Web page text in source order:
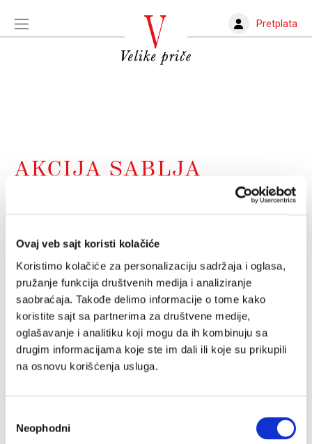
Ovaj veb sajt koristi kolačiće
Koristimo kolačiće za personalizaciju sadržaja i oglasa,
pružanje funkcija društvenih medija i analiziranje
saobraćaja. Takođe delimo informacije o tome kako
koristite sajt sa partnerima za društvene medije,
oglašavanje i analitiku koji mogu da ih kombinuju sa
drugim informacijama koje ste im dali ili koje su prikupili
na osnovu korišćenja usluga.
сагласности
Neophodni
Pretplata
AKCIJA SABLJA
serija, ako već ne možemo i da je odlična